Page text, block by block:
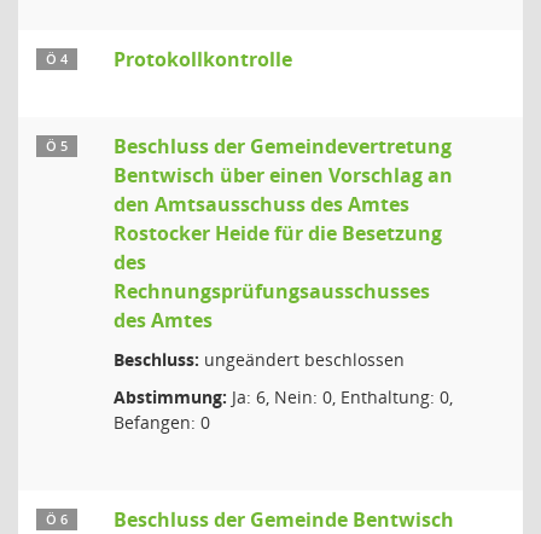
Ö 4 Protokollkontrolle
Ö 5
Beschluss der Gemeindevertretung
Bentwisch über einen Vorschlag an
den Amtsausschuss des Amtes
Rostocker Heide für die Besetzung
des
Rechnungsprüfungsausschusses
des Amtes
Beschluss: ungeändert beschlossen
Abstimmung: Ja: 6, Nein: 0, Enthaltung: 0,
Befangen: 0
Ö 6
Beschluss der Gemeinde Bentwisch